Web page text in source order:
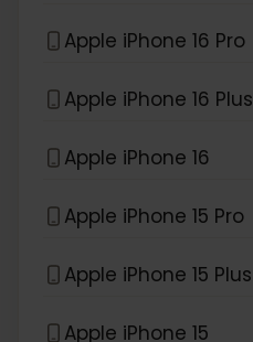
Apple iPhone 16 Pro
Apple iPhone 16 Plus
Apple iPhone 16
Apple iPhone 15 Pro
Apple iPhone 15 Plus
Apple iPhone 15